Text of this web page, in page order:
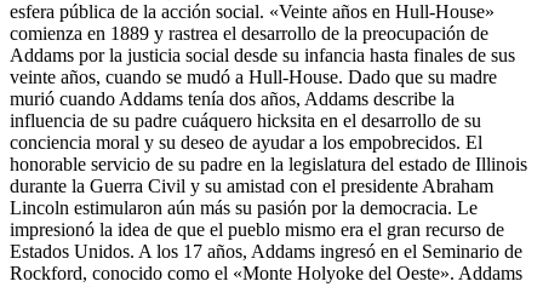
esfera pública de la acción social. «Veinte años en Hull-House»
comienza en 1889 y rastrea el desarrollo de la preocupación de
Addams por la justicia social desde su infancia hasta finales de sus
veinte años, cuando se mudó a Hull-House. Dado que su madre
murió cuando Addams tenía dos años, Addams describe la
influencia de su padre cuáquero hicksita en el desarrollo de su
conciencia moral y su deseo de ayudar a los empobrecidos. El
honorable servicio de su padre en la legislatura del estado de Illinois
durante la Guerra Civil y su amistad con el presidente Abraham
Lincoln estimularon aún más su pasión por la democracia. Le
impresionó la idea de que el pueblo mismo era el gran recurso de
Estados Unidos. A los 17 años, Addams ingresó en el Seminario de
Rockford, conocido como el «Monte Holyoke del Oeste». Addams